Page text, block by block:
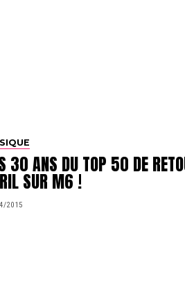
30 ANS DU TOP 50 DE
SUR M6 !
2015